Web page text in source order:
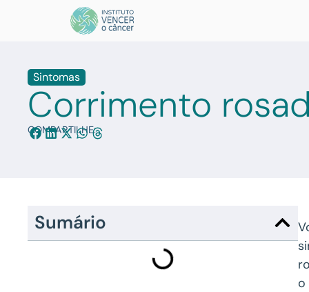
Sintomas
Corrimento
COMPARTILHE:
Sumário
o